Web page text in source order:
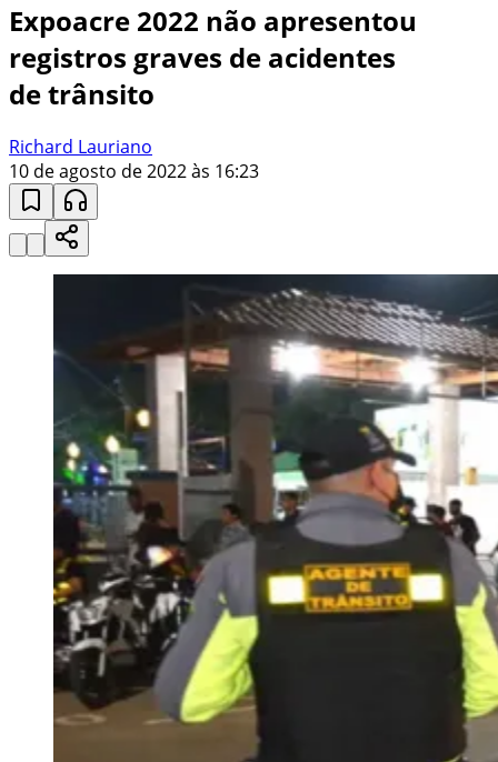
Expoacre 2022 não apresentou
registros graves de acidentes
de trânsito
Richard Lauriano
10 de agosto de 2022 às 16:23